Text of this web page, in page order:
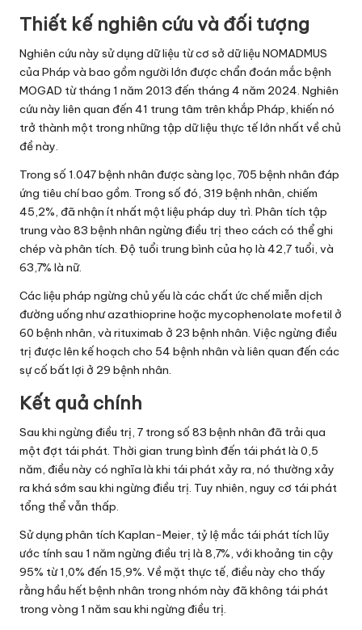
Thiết kế nghiên cứu và đối tượng
Nghiên cứu này sử dụng dữ liệu từ cơ sở dữ liệu NOMADMUS
của Pháp và bao gồm người lớn được chẩn đoán mắc bệnh
MOGAD từ tháng 1 năm 2013 đến tháng 4 năm 2024. Nghiên
cứu này liên quan đến 41 trung tâm trên khắp Pháp, khiến nó
trở thành một trong những tập dữ liệu thực tế lớn nhất về chủ
đề này.
Trong số 1.047 bệnh nhân được sàng lọc, 705 bệnh nhân đáp
ứng tiêu chí bao gồm. Trong số đó, 319 bệnh nhân, chiếm
45,2%, đã nhận ít nhất một liệu pháp duy trì. Phân tích tập
trung vào 83 bệnh nhân ngừng điều trị theo cách có thể ghi
chép và phân tích. Độ tuổi trung bình của họ là 42,7 tuổi, và
63,7% là nữ.
Các liệu pháp ngừng chủ yếu là các chất ức chế miễn dịch
đường uống như azathioprine hoặc mycophenolate mofetil ở
60 bệnh nhân, và rituximab ở 23 bệnh nhân. Việc ngừng điều
trị được lên kế hoạch cho 54 bệnh nhân và liên quan đến các
sự cố bất lợi ở 29 bệnh nhân.
Kết quả chính
Sau khi ngừng điều trị, 7 trong số 83 bệnh nhân đã trải qua
một đợt tái phát. Thời gian trung bình đến tái phát là 0,5
năm, điều này có nghĩa là khi tái phát xảy ra, nó thường xảy
ra khá sớm sau khi ngừng điều trị. Tuy nhiên, nguy cơ tái phát
tổng thể vẫn thấp.
Sử dụng phân tích Kaplan-Meier, tỷ lệ mắc tái phát tích lũy
ước tính sau 1 năm ngừng điều trị là 8,7%, với khoảng tin cậy
95% từ 1,0% đến 15,9%. Về mặt thực tế, điều này cho thấy
rằng hầu hết bệnh nhân trong nhóm này đã không tái phát
trong vòng 1 năm sau khi ngừng điều trị.